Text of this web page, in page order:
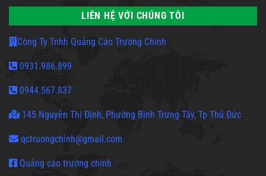
LIÊN HỆ VỚI CHÚNG TÔI
Công Ty Tnhh Quảng Cáo Trường Chinh
0931.986.899
0944.567.837
145 Nguyễn Thị Định, Phường Bình Trưng Tây, Tp Thủ Đức
qctruongchinh@gmail.com
Quảng cáo trường chinh